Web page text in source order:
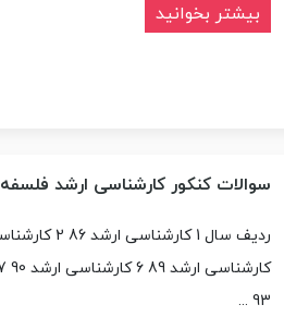
بیشتر بخوانید
سوالات کنکور کارشناسی ارشد فلسفه
93 ...